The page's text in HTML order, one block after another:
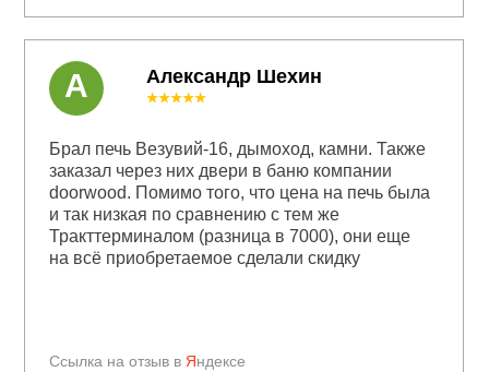
Александр Шехин
Ссылка на отзыв в Яндексе
★★★★★
Брал печь Везувий-16, дымоход, камни. Также
заказал через них двери в баню компании
doorwood. Помимо того, что цена на печь была
и так низкая по сравнению с тем же
Тракттерминалом (разница в 7000), они еще
на всё приобретаемое сделали скидку
А